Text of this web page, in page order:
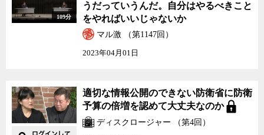
109分
うだっていうんだ。自分はやるべきこと
をやればいいじゃないか
マル激 （第1147回）
2023年04月01日
適切な情報公開のできない防衛省に防衛
予算の倍増を認めて大丈夫なのか
ディスクロージャー （第4回）